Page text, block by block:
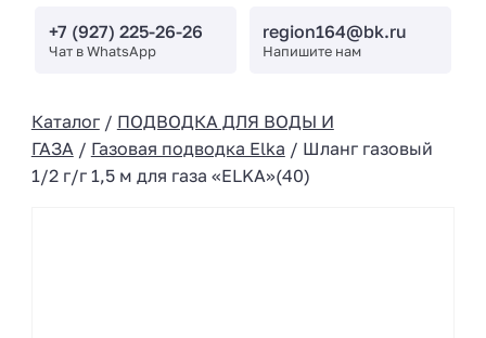
+7 (927) 225-26-26
Чат в WhatsApp
region164@bk.ru
Напишите нам
Каталог/ ПОДВОДКА ДЛЯ ВОДЫ И
ГАЗА / Газовая подводка Elka / Шланг газовый
1/2 г/г 1,5 м для газа «ELKA»(40)